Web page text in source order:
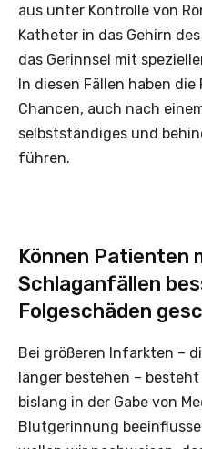
aus unter Kontrolle von
Katheter in das Gehirn
das Gerinnsel mit
In diesen Fällen haben
Chancen, auch nach
selbstständiges und
führen.
Können Patienten
Schlaganfällen
Folgeschäden
Bei größeren Infarkten –
länger bestehen –
bislang in der Gabe von
Blutgerinnung